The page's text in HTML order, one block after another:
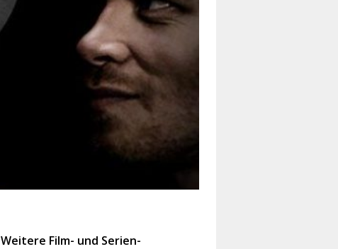
Weitere Film- und Serien-